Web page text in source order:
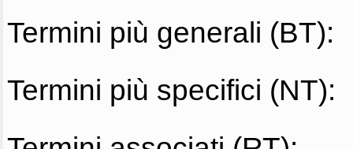
Termini più generali (BT):
Termini più specifici (NT):